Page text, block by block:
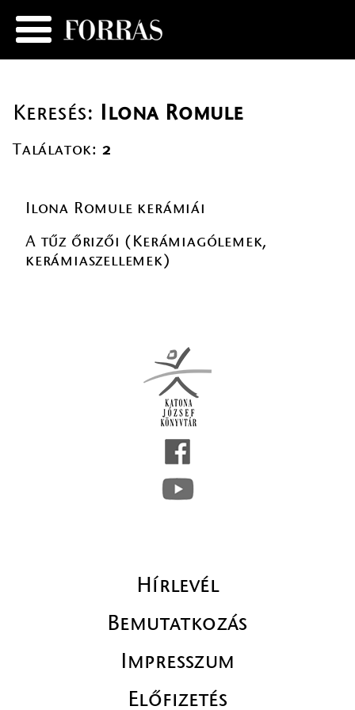
Keresés: Ilona Romule
Találatok: 2
Ilona Romule kerámiái
A tűz őrizői (Kerámiagólemek,
kerámiaszellemek)
Hírlevél
Bemutatkozás
Impresszum
Előfizetés